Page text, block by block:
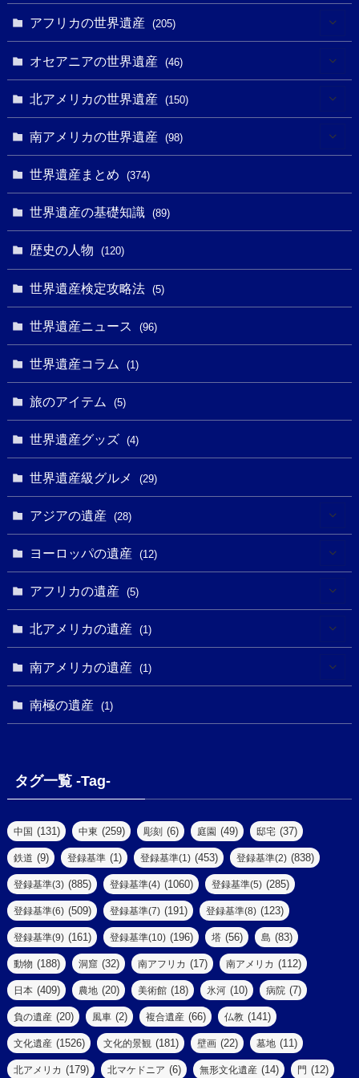
(10)
(10)
(5)
(18)
(3)
(7)
(5)
(39)
(290)
(7)
(6)
(3)
(3)
(4)
(3)
(1)
(43)
(4)
(2)
(5)
(16)
(62)
(14)
(61)
(9)
(2)
(17)
(8)
(73)
アフリカの世界遺産 (205)
(8)
(1)
(32)
(13)
(2)
(1)
(5)
(2)
(2)
(8)
(4)
(8)
(2)
(2)
(10)
(1)
オセアニアの世界遺産 (46)
(25)
(6)
(1)
北アメリカの世界遺産 (150)
(31)
(27)
(10)
(7)
(2)
(47)
南アメリカの世界遺産 (98)
(4)
(9)
(3)
(5)
(19)
(8)
世界遺産まとめ (374)
世界遺産の基礎知識 (89)
歴史の人物 (120)
世界遺産検定攻略法 (5)
世界遺産ニュース (96)
世界遺産コラム (1)
旅のアイテム (5)
世界遺産グッズ (4)
世界遺産級グルメ (29)
アジアの遺産 (28)
(1)
(1)
(18)
(2)
(1)
ヨーロッパの遺産 (12)
(2)
(1)
(1)
(2)
(2)
アフリカの遺産 (5)
(3)
北アメリカの遺産 (1)
(1)
(1)
南アメリカの遺産 (1)
南極の遺産 (1)
タグ一覧 -Tag-
中国 (131) 中東 (259) 彫刻 (6) 庭園 (49) 邸宅 (37)
鉄道 (9) 登録基準 (1) 登録基準(1) (453) 登録基準(2) (838)
登録基準(3) (885) 登録基準(4) (1060) 登録基準(5) (285)
登録基準(6) (509) 登録基準(7) (191) 登録基準(8) (123)
登録基準(9) (161) 登録基準(10) (196) 塔 (56) 島 (83)
動物 (188) 洞窟 (32) 南アフリカ (17) 南アメリカ (112)
日本 (409) 農地 (20) 美術館 (18) 氷河 (10) 病院 (7)
負の遺産 (20) 風車 (2) 複合遺産 (66) 仏教 (141)
文化遺産 (1526) 文化的景観 (181) 壁画 (22) 墓地 (11)
北アメリカ (179) 北マケドニア (6) 無形文化遺産 (14) 門 (12)